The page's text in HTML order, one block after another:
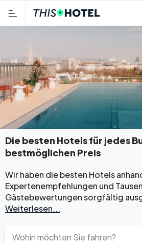
Die besten Hotels für jedes
bestmöglichen Preis
Wir haben die besten Hotels
Expertenempfehlungen und
Gästebewertungen sorgfältig
gleichbleibend hohe Qualität zu
Weiterlesen...